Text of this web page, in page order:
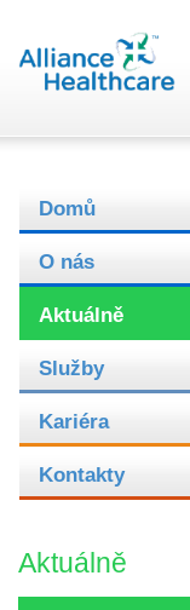
Domů
O nás
Aktuálně
Služby
Kariéra
Kontakty
Aktuálně